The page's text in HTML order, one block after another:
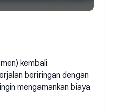
kembali
beriringan dengan
mengamankan biaya